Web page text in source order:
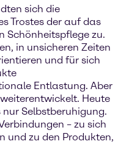
sich die
Trostes der auf das
Schönheitspflege zu.
in unsicheren Zeiten
und für sich
Entlastung. Aber
Heute
Selbstberuhigung.
– zu sich
und zu den Produkten,